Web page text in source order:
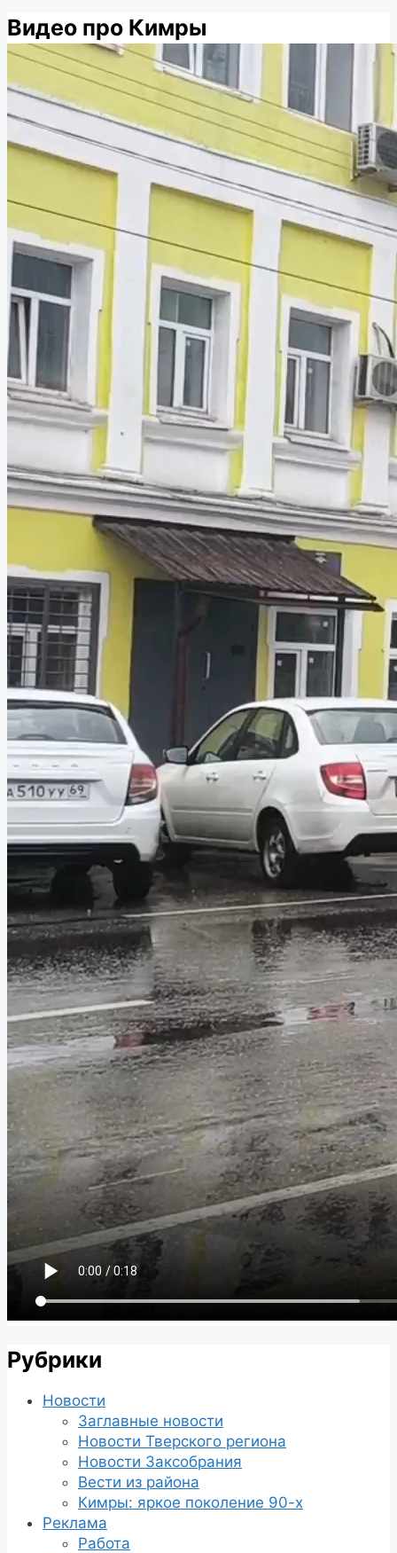
Видео про Кимры
Рубрики
Новости
Заглавные новости
Новости Тверского региона
Новости Заксобрания
Вести из района
Кимры: яркое поколение 90-х
Реклама
Работа